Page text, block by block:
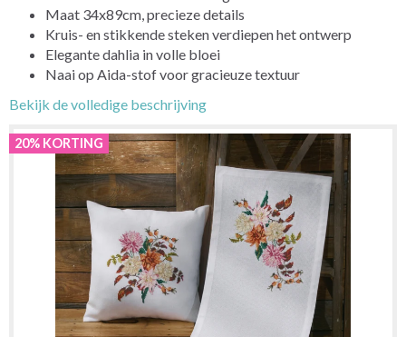
Maat 34x89cm, precieze details
Kruis- en stikkende steken verdiepen het ontwerp
Elegante dahlia in volle bloei
Naai op Aida-stof voor gracieuze textuur
Bekijk de volledige beschrijving
20% KORTING